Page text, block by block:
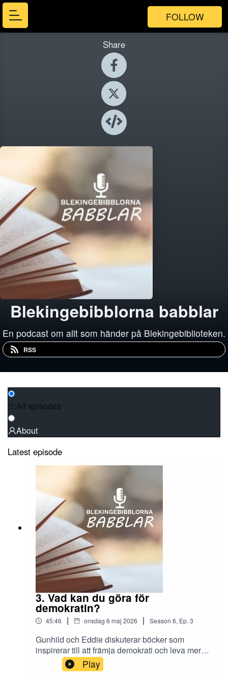
FOLLOW
Share
Blekingebibblorna babblar
En podcast om allt som händer på Blekingebiblioteken.
RSS
All episodes
About
Latest episode
3. Vad kan du göra för
demokratin?
45:46 | onsdag 6 maj 2026 | Season 6, Ep. 3
Gunhild och Eddie diskuterar böcker som
inspirerar till att främja demokrati och leva mer
hållbart.Vilka värden är det som vägleder oss
idag? Och vad kan en vanlig människa
Play